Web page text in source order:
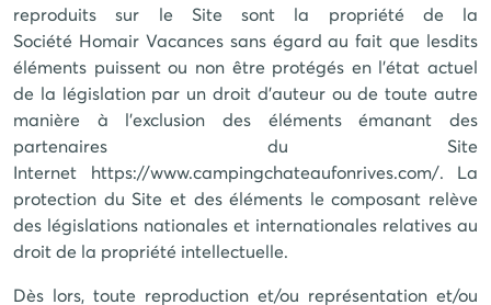
reproduits sur le Site sont la propriété de la
Société Homair Vacancessans égard au fait que lesdits
éléments puissent ou non être protégés en l'état actuel
de la législation par un droit d'auteur ou de toute autre
manière à l'exclusion des éléments émanant des
partenaires du Site
Internet https://www.campingchateaufonrives.com/. La
protection du Site et des éléments le composant relève
des législations nationales et internationales relatives au
droit de la propriété intellectuelle.
Dès lors, toute reproduction et/ou représentation et/ou